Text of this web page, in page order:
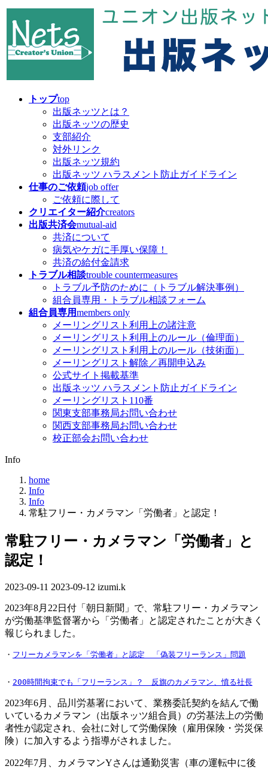
コ
ン
ン
ツ
ナ
ビ
ー
シ
トップtop
出版ネッツとは？
出版ネッツの歴史
支部紹介
対外リンク
出版ネッツ規約
出版ネッツ ハラスメント防止ガイドライン
仕事のご依頼job offer
ご依頼に際して
クリエイター紹介creators
出版共済会mutual-aid
共済について
病気やケガに手厚い保障！
共済の給付金請求
トラブル相談trouble countermeasures
トラブル予防のために（トラブル解決事例）
組合員専用・トラブル相談フォーム
組合員専用members only
メーリングリスト利用上の諸注意
メーリングリスト利用上のルール（倫理面）
メーリングリスト利用上のルール（技術面）
メーリングリスト解除／再開申込み
公式サイト掲載基準
出版ネッツ ハラスメント防止ガイドライン
メーリングリスト110番
関東支部事務局お問い合わせ
関西支部事務局お問い合わせ
校正部会お問い合わせ
Info
home
Info
Info
常駐フリー・カメラマン「労働者」と認定！
常駐フリー・カメラマン「労働者」と
認定！
2023-09-11 最
更
新
日
時
:
2023-09-12 izumi.k
2023年8月22日付「朝日新聞」で、常駐フリー・カメラマン
が労働基準監督署から「労働者」と認定されたことが大きく
報じられました。
・ フリーカメラマンを「労働者」と認定　「偽装フリーランス」問題
・ 200時間拘束でも「フリーランス」？　反旗のカメラマン、憤る社長
2023年6月、品川労基署において、業務委託契約を結んで働
いているカメラマン（出版ネッツ組合員）の労基法上の労働
者性が認定され、会社に対して労働保険（雇用保険・労災保
険）に加入するよう指導がされました。
2022年7月、カメラマンYさんは通勤災害（車の運転中に後